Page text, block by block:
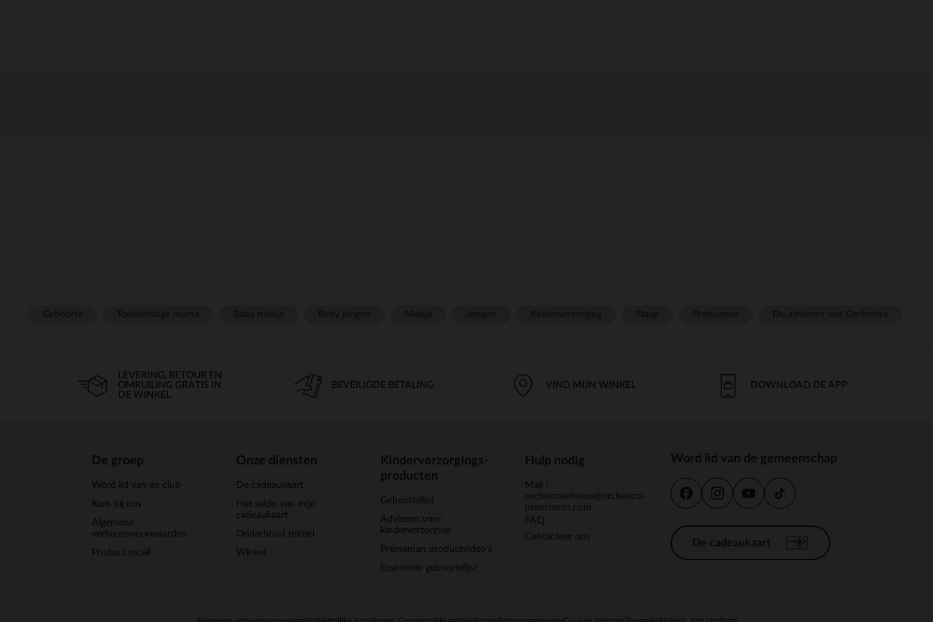
LEVERING, RETOUR EN
OMRUILING GRATIS IN
DE WINKEL
BEVEILIGDE BETALING VIND MIJN WINKEL DOWNLOAD DE APP
De groep
Word lid van de club
Kom bij ons
Algemene
verkoopsvoorwaarden
Product recall
Onze diensten
De cadeaukaart
Het saldo van mijn
cadeaukaart
Onderhoud textiel
Winkel
Kinderverzorgings-
producten
Geboortelijst
Adviezen voor
kinderverzorging
Prémaman productvideo's
Essentiële geboortelijst
Hulp nodig
Mail :
orchestraetvous@orchestra-
premaman.com
FAQ
Contacteer ons
Word lid van de gemeenschap
De cadeaukaart